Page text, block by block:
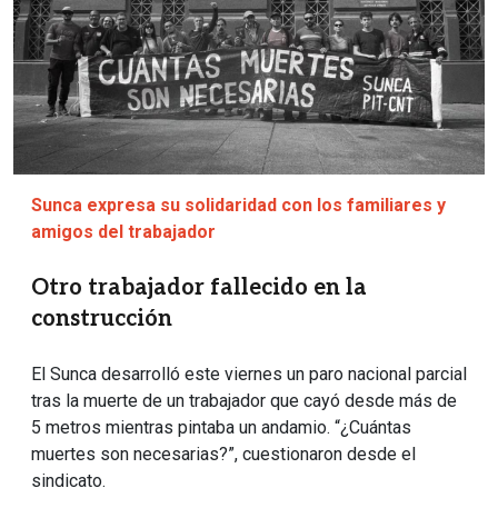
Sunca expresa su solidaridad con los familiares y
amigos del trabajador
Otro trabajador fallecido en la
construcción
El Sunca desarrolló este viernes un paro nacional parcial
tras la muerte de un trabajador que cayó desde más de
5 metros mientras pintaba un andamio. “¿Cuántas
muertes son necesarias?”, cuestionaron desde el
sindicato.